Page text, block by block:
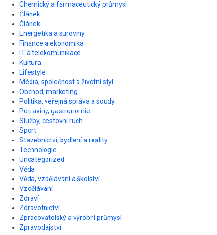
Chemický a farmaceutický průmysl
Článek
Článek
Energetika a suroviny
Finance a ekonomika
IT a telekomunikace
Kultura
Lifestyle
Média, společnost a životní styl
Obchod, marketing
Politika, veřejná správa a soudy
Potraviny, gastronomie
Služby, cestovní ruch
Sport
Stavebnictví, bydlení a reality
Technologie
Uncategorized
Věda
Věda, vzdělávání a školství
Vzdělávání
Zdraví
Zdravotnictví
Zpracovatelský a výrobní průmysl
Zpravodajství